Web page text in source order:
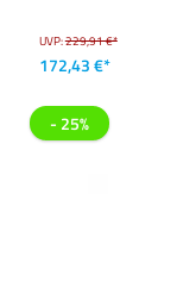
UVP:229,91 €*
172,43 €*
- 25%